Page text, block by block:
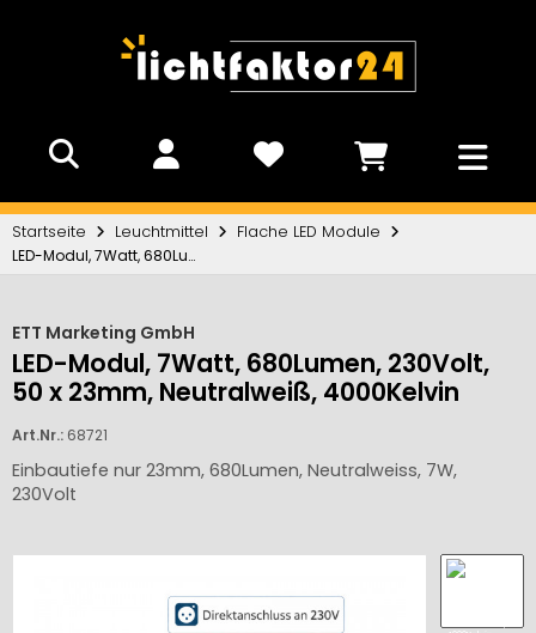
Startseite Leuchtmittel
Flache LED Module
LED-Modul, 7Watt, 680Lumen, 230Volt, 50 x 23mm, Neutralweiß, 4000Kelvin
ETT Marketing GmbH
LED-Modul, 7Watt, 680Lumen, 230Volt,
50 x 23mm, Neutralweiß, 4000Kelvin
Art.Nr.: 68721
Einbautiefe nur 23mm, 680Lumen, Neutralweiss, 7W,
230Volt